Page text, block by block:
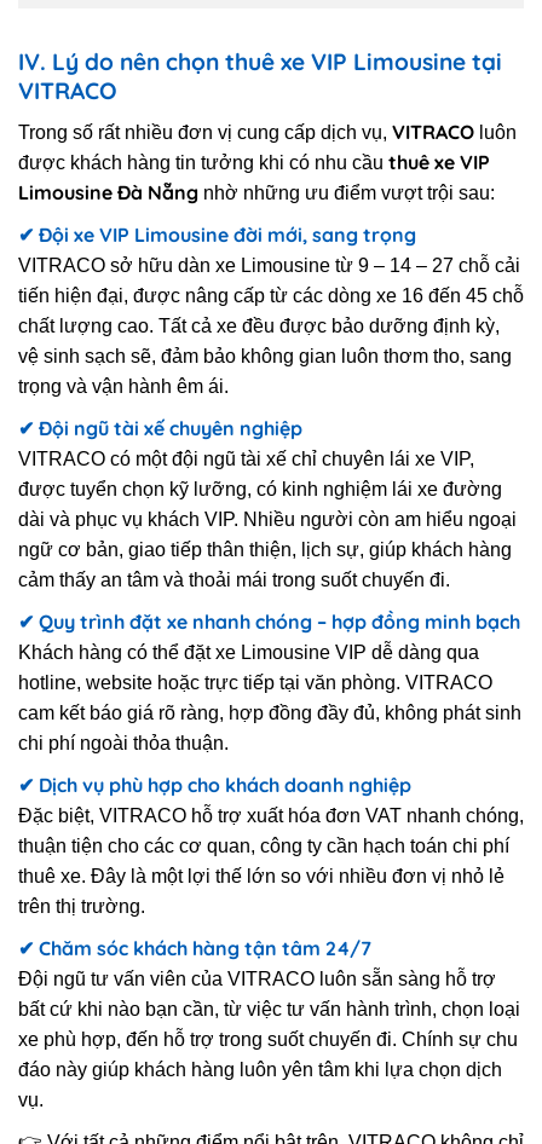
IV. Lý do nên chọn thuê xe VIP Limousine tại
VITRACO
Trong số rất nhiều đơn vị cung cấp dịch vụ, VITRACO luôn
được khách hàng tin tưởng khi có nhu cầu thuê xe VIP
Limousine Đà Nẵng nhờ những ưu điểm vượt trội sau:
✔ Đội xe VIP Limousine đời mới, sang trọng
VITRACO sở hữu dàn xe Limousine từ 9 – 14 – 27 chỗ cải
tiến hiện đại, được nâng cấp từ các dòng xe 16 đến 45 chỗ
chất lượng cao. Tất cả xe đều được bảo dưỡng định kỳ,
vệ sinh sạch sẽ, đảm bảo không gian luôn thơm tho, sang
trọng và vận hành êm ái.
✔ Đội ngũ tài xế chuyên nghiệp
VITRACO có một đội ngũ tài xế chỉ chuyên lái xe VIP,
được tuyển chọn kỹ lưỡng, có kinh nghiệm lái xe đường
dài và phục vụ khách VIP. Nhiều người còn am hiểu ngoại
ngữ cơ bản, giao tiếp thân thiện, lịch sự, giúp khách hàng
cảm thấy an tâm và thoải mái trong suốt chuyến đi.
✔ Quy trình đặt xe nhanh chóng – hợp đồng minh bạch
Khách hàng có thể đặt xe Limousine VIP dễ dàng qua
hotline, website hoặc trực tiếp tại văn phòng. VITRACO
cam kết báo giá rõ ràng, hợp đồng đầy đủ, không phát sinh
chi phí ngoài thỏa thuận.
✔ Dịch vụ phù hợp cho khách doanh nghiệp
Đặc biệt, VITRACO hỗ trợ xuất hóa đơn VAT nhanh chóng,
thuận tiện cho các cơ quan, công ty cần hạch toán chi phí
thuê xe. Đây là một lợi thế lớn so với nhiều đơn vị nhỏ lẻ
trên thị trường.
✔ Chăm sóc khách hàng tận tâm 24/7
Đội ngũ tư vấn viên của VITRACO luôn sẵn sàng hỗ trợ
bất cứ khi nào bạn cần, từ việc tư vấn hành trình, chọn loại
xe phù hợp, đến hỗ trợ trong suốt chuyến đi. Chính sự chu
đáo này giúp khách hàng luôn yên tâm khi lựa chọn dịch
vụ.